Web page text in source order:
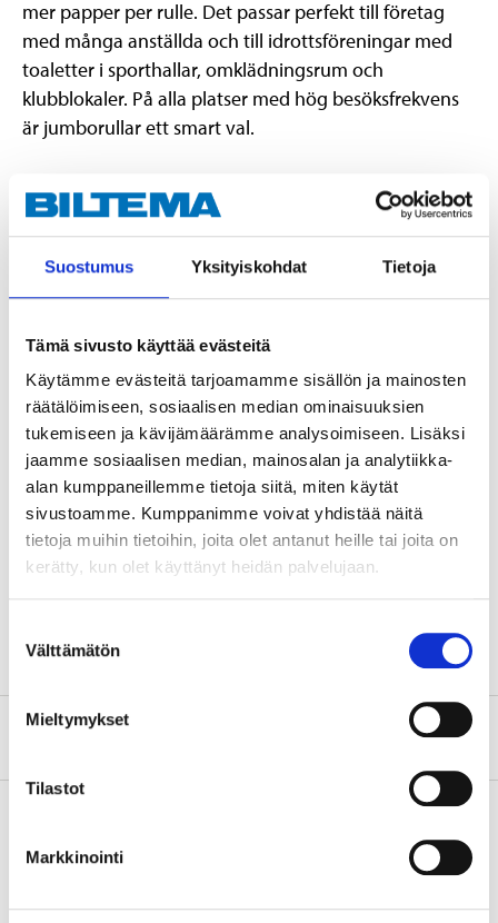
Suostumus Yksityiskohdat Tietoja
Tämä sivusto käyttää evästeitä
Käytämme evästeitä tarjoamamme sisällön ja mainosten
räätälöimiseen, sosiaalisen median ominaisuuksien
tukemiseen ja kävijämäärämme analysoimiseen. Lisäksi
jaamme sosiaalisen median, mainosalan ja analytiikka-
alan kumppaneillemme tietoja siitä, miten käytät
sivustoamme. Kumppanimme voivat yhdistää näitä
tietoja muihin tietoihin, joita olet antanut heille tai joita on
kerätty, kun olet käyttänyt heidän palvelujaan.
valinta
Välttämätön
Mieltymykset
Tilastot
Markkinointi
mer papper per rulle. Det passar perfekt till företag
med många anställda och till idrottsföreningar med
toaletter i sporthallar, omklädningsrum och
klubblokaler. På alla platser med hög besöksfrekvens
är jumborullar ett smart val.
Pappret är ett kompakt tvålags papper som är mjukt
och lätt att riva av. Och lätt perforerat för bra
uppsugningsförmåga. Tillverkat i Sverige av nyfiber för
hög kvalitet och vithet. Passar i jumbohållare.
Teknisk specifikation
Längd
310 m (rulle)
Bredd
9,6 cm
Diameter
25 cm (rulle)
Diameter
6 cm (hylsa)
Vikt
980 g/st.
Om tillverkaren